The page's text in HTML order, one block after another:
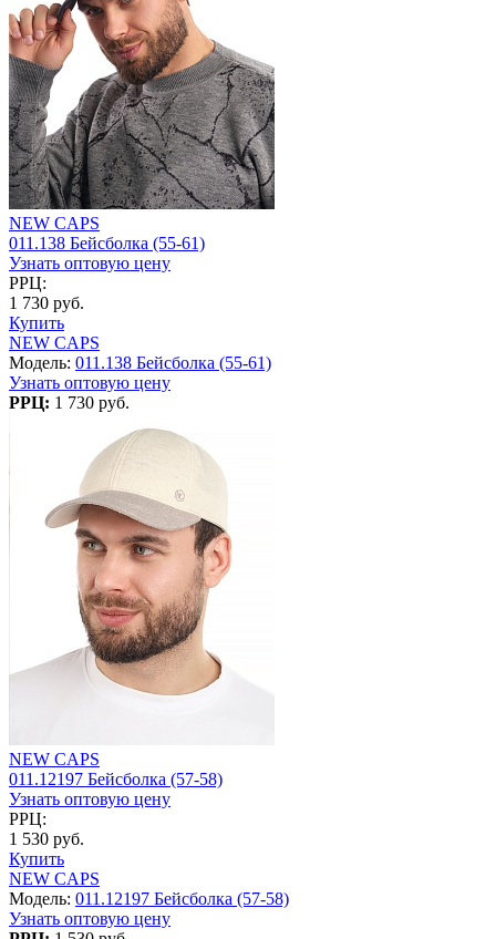
NEW CAPS
011.138 Бейсболка (55-61)
Узнать оптовую цену
РРЦ:
1 730 руб.
Купить
NEW CAPS
Модель: 011.138 Бейсболка (55-61)
Узнать оптовую цену
РРЦ: 1 730 руб.
NEW CAPS
011.12197 Бейсболка (57-58)
Узнать оптовую цену
РРЦ:
1 530 руб.
Купить
NEW CAPS
Модель: 011.12197 Бейсболка (57-58)
Узнать оптовую цену